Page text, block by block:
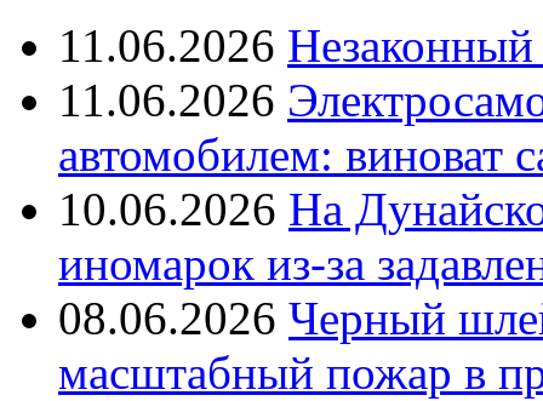
11.06.2026
11.06.2026
автомобилем: виноват
10.06.2026 На
иномарок из-за
08.06.2026 Черный
масштабный пожар в